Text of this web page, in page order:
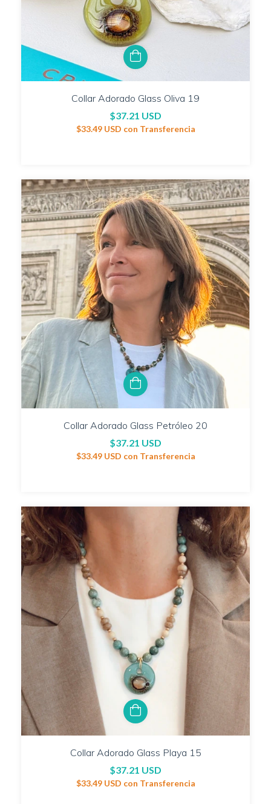
Collar Adorado Glass Oliva 19
$37.21 USD
$33.49 USD con Transferencia
Collar Adorado Glass Petróleo 20
$37.21 USD
$33.49 USD con Transferencia
Collar Adorado Glass Playa 15
$37.21 USD
$33.49 USD con Transferencia